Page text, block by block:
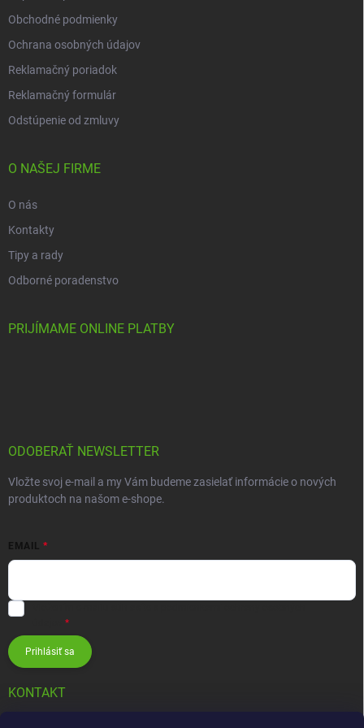
Obchodné podmienky
Ochrana osobných údajov
Reklamačný poriadok
Reklamačný formulár
Odstúpenie od zmluvy
O NAŠEJ FIRME
O nás
Kontakty
Tipy a rady
Odborné poradenstvo
PRIJÍMAME ONLINE PLATBY
ODOBERAŤ NEWSLETTER
Vložte svoj e-mail a my Vám budeme zasielať informácie o nových
produktoch na našom e-shope.
EMAIL
Prihlásiť sa
KONTAKT